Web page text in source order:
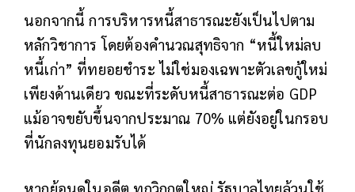
นอกจากนี้ การบริหารหนี้สาธารณะยังเป็นไปตาม
หลักวิชาการ โดยต้องคำนวณสุทธิจาก “หนี้ใหม่ลบ
หนี้เก่า” ที่ทยอยชำระ ไม่ใช่มองเฉพาะตัวเลขกู้ใหม่
เพียงด้านเดียว ขณะที่ระดับหนี้สาธารณะต่อ GDP
แม้อาจขยับขึ้นจากประมาณ 70% แต่ยังอยู่ในกรอบ
ที่นักลงทุนยอมรับได้
หากย้อนดูในอดีต ทุกวิกฤตใหญ่ รัฐบาลไทยล้วนใช้